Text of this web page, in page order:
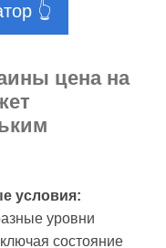
👆
цена на
условия:
уровни
состояние